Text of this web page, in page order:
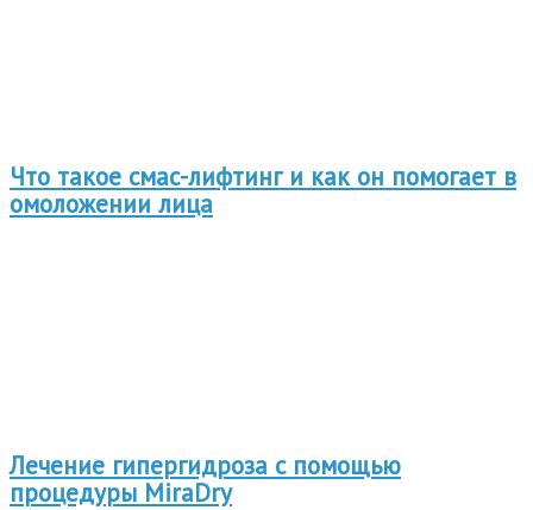
Что такое смас-лифтинг и как он помогает в
омоложении лица
Лечение гипергидроза с помощью
процедуры MiraDry